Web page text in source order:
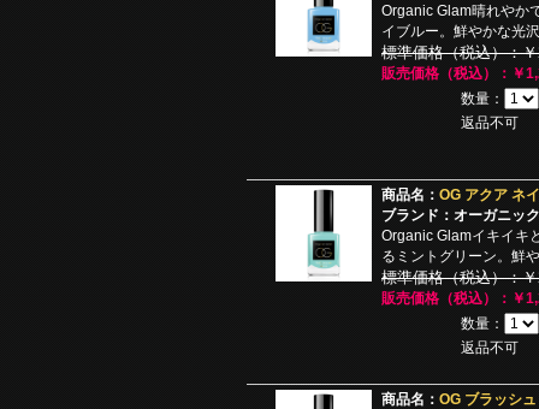
Organic Glam晴れやか
イブルー。鮮やかな光
標準価格（税込）：
販売価格（税込）：￥
数量：
返品不可
商品名： OG アクア ネ
ブランド：オーガニッ
Organic Glamイキイキ
るミントグリーン。鮮
標準価格（税込）：
販売価格（税込）：￥
数量：
返品不可
商品名： OG ブラッシ